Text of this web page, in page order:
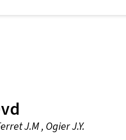
J.M , Ogier J.Y.